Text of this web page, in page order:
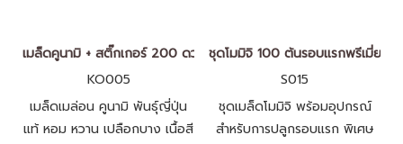
เมล็ดคูนามิ + สติ๊กเกอร์ 200 ดวง
KO005
เมล็ดเมล่อน คูนามิ พันธุ์ญี่ปุ่น
แท้ หอม หวาน เปลือกบาง เนื้อสี
ชุดโมมิจิ 100 ต้นรอบแรกพรีเมี่ยม
S015
ชุดเมล็ดโมมิจิ พร้อมอุปกรณ์
สำหรับการปลูกรอบแรก พิเศษ